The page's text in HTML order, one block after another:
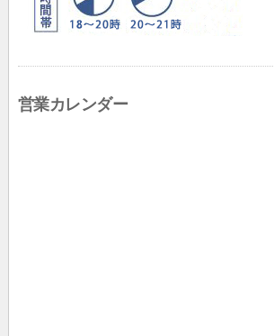
営業カレンダー